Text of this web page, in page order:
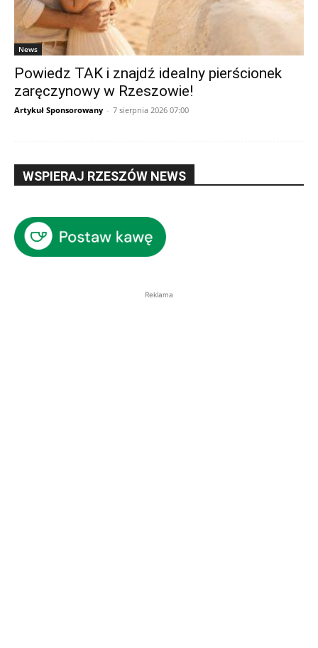
News
Powiedz TAK i znajdź idealny pierścionek
zaręczynowy w Rzeszowie!
Artykuł Sponsorowany - 7 sierpnia 2026 07:00
WSPIERAJ RZESZÓW NEWS
Reklama